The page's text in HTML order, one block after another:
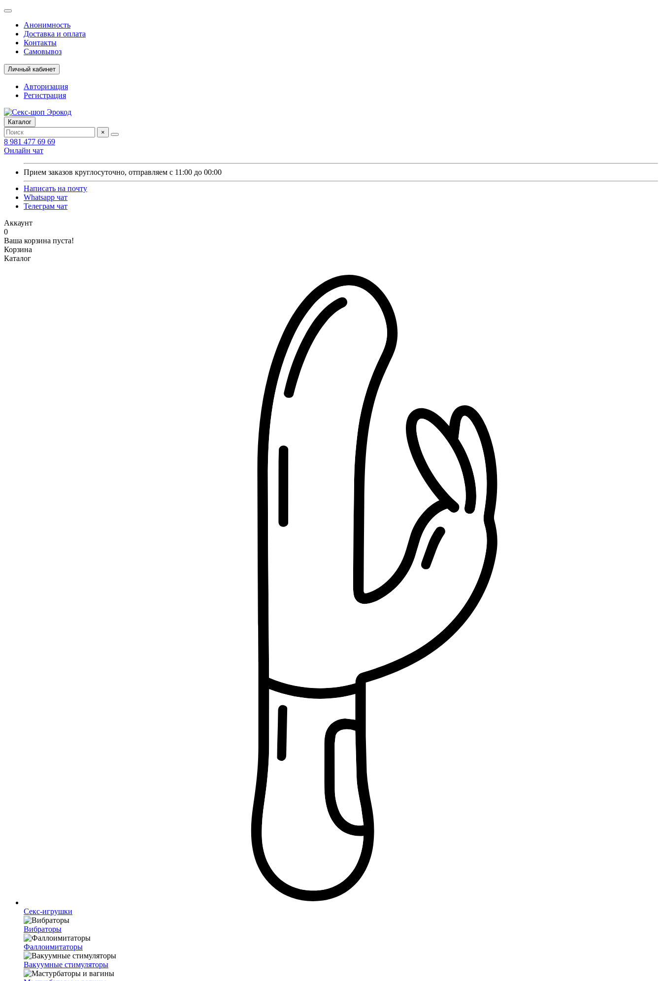
Анонимность
Доставка и оплата
Контакты
Самовывоз
Личный кабинет
Авторизация
Регистрация
Каталог
×
8 981 477 69 69
Онлайн чат
Прием заказов круглосуточно, отправляем с 11:00 до 00:00
Написать на почту
Whatsapp чат
Телеграм чат
Аккаунт
0
Ваша корзина пуста!
Корзина
Каталог
Секс-игрушки
Вибраторы
Фаллоимитаторы
Вакуумные стимуляторы